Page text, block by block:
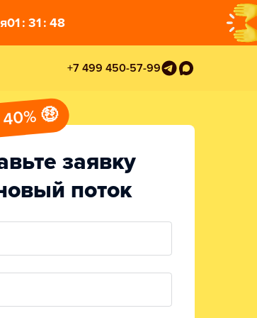
01 : 31 : 47
+7 499 450-57-99
заявку
поток
🤑